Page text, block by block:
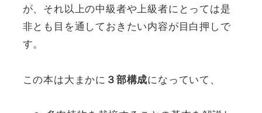
が、それ以上の中級者や上級者にとっては是
非とも目を通しておきたい内容が目白押しで
す。
この本は大まかに ３部構成になっていて、